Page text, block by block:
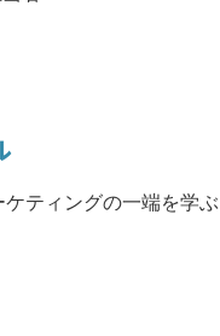
ティングの一端を学ぶ